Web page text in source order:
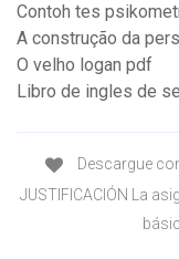
Contoh tes
A construção da
O velho logan pdf
Libro de ingles de
Descargue
JUSTIFICACIÓN La